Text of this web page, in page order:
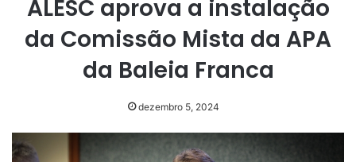
ALESC aprova a instalação
da Comissão Mista da APA
da Baleia Franca
dezembro 5, 2024